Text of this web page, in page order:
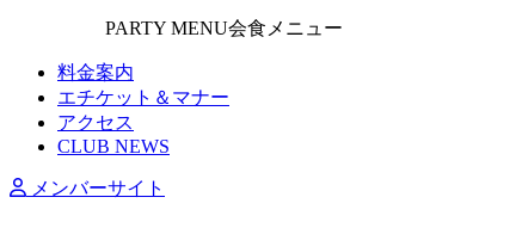
PARTY MENU会食メニュー
料金案内
エチケット＆マナー
アクセス
CLUB NEWS
メンバーサイト